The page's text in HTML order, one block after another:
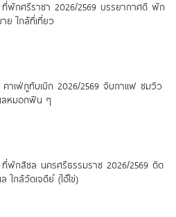
ที่พักศรีราชา 2026/2569 บรรยากาศดี พัก
ย ใกล้ที่เที่ยว
คาเฟ่ภูทับเบิก 2026/2569 จิบกาแฟ ชมวิว
ลหมอกฟิน ๆ
ที่พักสิชล นครศรีธรรมราช 2026/2569 ติด
ล ใกล้วัดเจดีย์ (ไอ้ไข่)